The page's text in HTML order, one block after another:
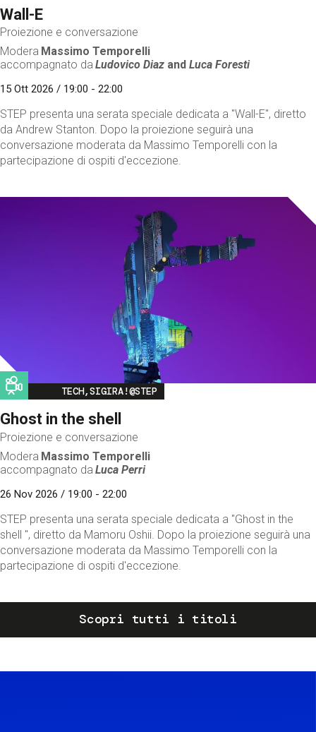
Wall-E
Proiezione e conversazione
Modera Massimo Temporelli
accompagnato da Ludovico Diaz andLuca Foresti
15 Ott 2026 / 19:00 - 22:00
STEP presenta una serata speciale dedicata a "Wall-E", diretto
da Andrew Stanton. Dopo la proiezione seguirà una
conversazione moderata da Massimo Temporelli con la
partecipazione di ospiti d'eccezione.
Image
TECH,SIGIRA!@STEP
Ghost in the shell
Proiezione e conversazione
Modera Massimo Temporelli
accompagnato da Luca Perri
26 Nov 2026 / 19:00 - 22:00
STEP presenta una serata speciale dedicata a "Ghost in the
shell ", diretto da Mamoru Oshii. Dopo la proiezione seguirà una
conversazione moderata da Massimo Temporelli con la
partecipazione di ospiti d'eccezione.
Scopri tutti i titoli